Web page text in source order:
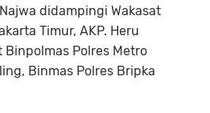
didampingi Wakasat
Timur, AKP. Heru
Binpolmas Polres Metro
Binmas Polres Bripka